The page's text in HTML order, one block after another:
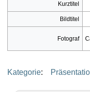
Kurztitel
Bildtitel
Fotograf
Kategorie: